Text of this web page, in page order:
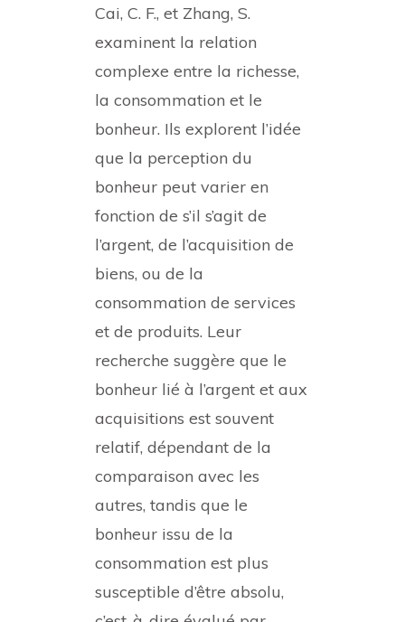
Cai, C. F., et Zhang, S.
examinent la relation
complexe entre la richesse,
la consommation et le
bonheur. Ils explorent l’idée
que la perception du
bonheur peut varier en
fonction de s’il s’agit de
l’argent, de l’acquisition de
biens, ou de la
consommation de services
et de produits. Leur
recherche suggère que le
bonheur lié à l’argent et aux
acquisitions est souvent
relatif, dépendant de la
comparaison avec les
autres, tandis que le
bonheur issu de la
consommation est plus
susceptible d’être absolu,